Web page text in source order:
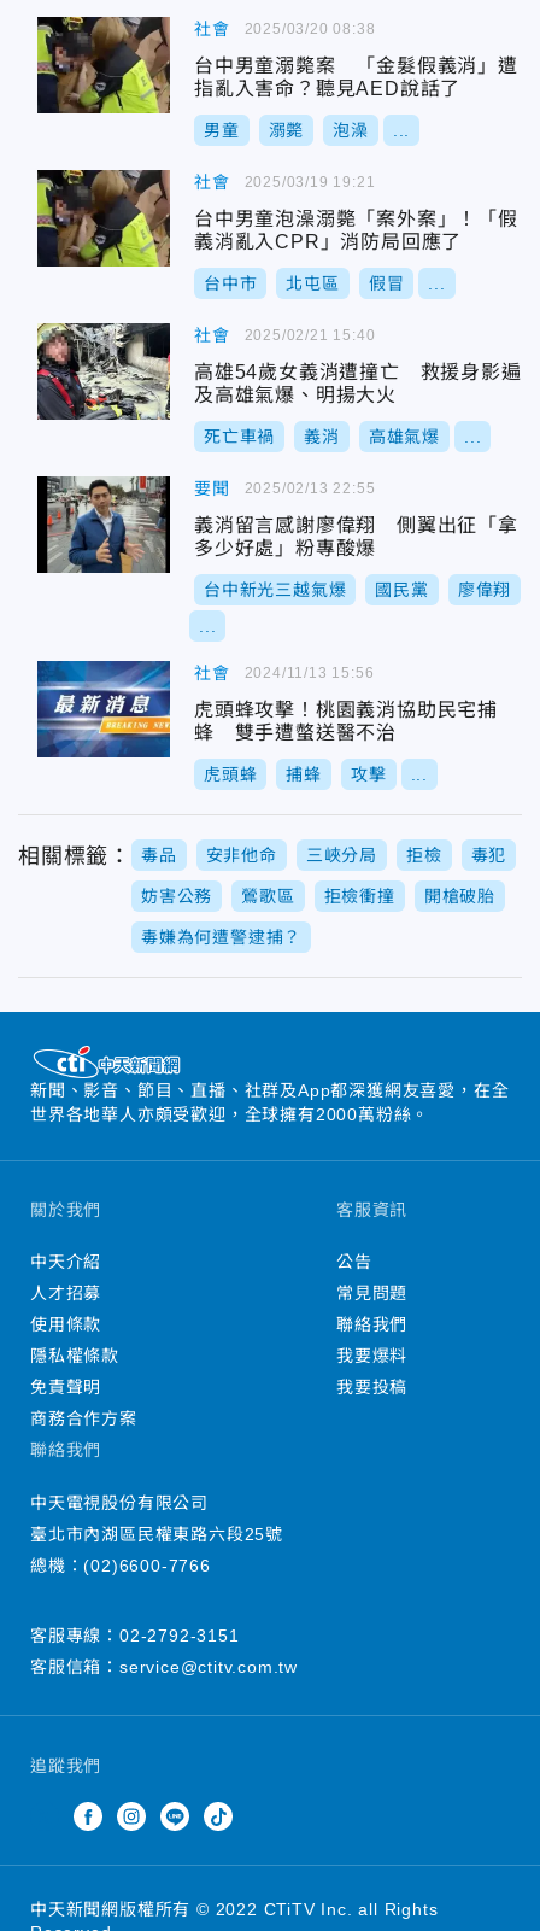
社會
台中男童溺斃案 「金髮假義消」遭
指亂入害命？聽見AED說話了
男童 溺斃 泡澡
2025/03/20 08:38
社會
台中男童泡澡溺斃「案外案」！「假
義消亂入CPR」消防局回應了
台中市 北屯區 假冒
2025/03/19 19:21
社會
高雄54歲女義消遭撞亡 救援身影遍
及高雄氣爆、明揚大火
死亡車禍 義消 高雄氣爆
2025/02/21 15:40
要聞
義消留言感謝廖偉翔 側翼出征「拿
多少好處」粉專酸爆
台中新光三越氣爆 國民黨 廖偉翔
2025/02/13 22:55
社會
虎頭蜂攻擊！桃園義消協助民宅捕
蜂 雙手遭螫送醫不治
虎頭蜂 捕蜂 攻擊
2024/11/13 15:56
相關標籤： 毒品 安非他命 三峽分局 拒檢 毒犯
妨害公務 鶯歌區 拒檢衝撞 開槍破胎
毒嫌為何遭警逮捕？
新聞、影音、節目、直播、社群及App都深獲網友喜愛，在全
世界各地華人亦頗受歡迎，全球擁有2000萬粉絲。
追蹤我們
關於我們
中天介紹
人才招募
使用條款
隱私權條款
免責聲明
商務合作方案
客服資訊
公告
常見問題
聯絡我們
我要爆料
我要投稿
聯絡我們
中天電視股份有限公司
臺北市內湖區民權東路六段25號
總機：(02)6600-7766
客服專線： 02-2792-3151
客服信箱： service@ctitv.com.tw
中天新聞網版權所有 © 2022 CTiTV Inc. all Rights